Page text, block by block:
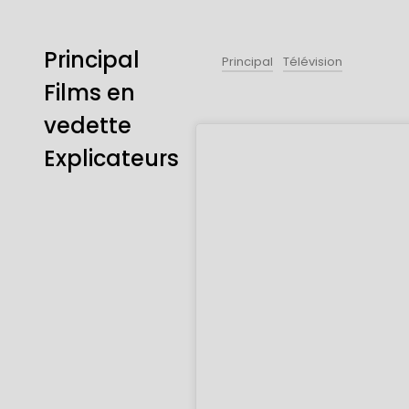
Principal
Films en
vedette
Explicateurs
Principal Télévision